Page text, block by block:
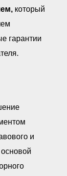
, который
гарантии
и